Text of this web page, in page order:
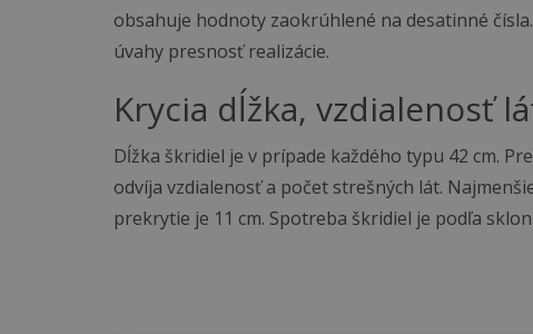
obsahuje hodnoty zaokrúhlené na desatinné
úvahy presnosť realizácie.
Krycia dĺžka, vzdialenosť
Dĺžka škridiel je v prípade každého typu 42 cm.
odvíja vzdialenosť a počet strešných lát.
prekrytie je 11 cm. Spotreba škridiel je podľa